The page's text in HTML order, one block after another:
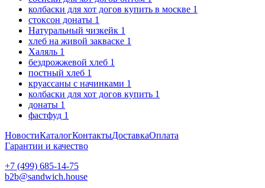
колбаски для хот догов купить в москве 1
стоксон донаты 1
Натуральный чизкейк 1
хлеб на живой закваске 1
Халяль 1
бездрожжевой хлеб 1
постный хлеб 1
круассаны с начинками 1
колбаски для хот догов купить 1
донаты 1
фастфуд 1
НовостиКаталогКонтактыДоставкаОплата
Гарантии и качество
+7 (499) 685-14-75
b2b@sandwich.house